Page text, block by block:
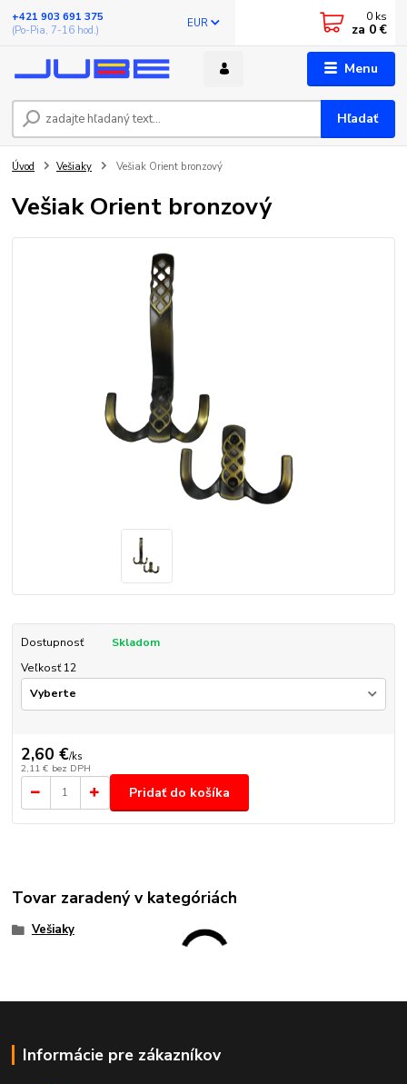
Menu
EUR
Hľadať
+421 903 691 375
(Po-Pia, 7-16 hod.)
0 ks
za 0 €
Úvod Vešiaky Vešiak Orient bronzový
Vešiak Orient bronzový
Dostupnosť
Skladom
Veľkosť 12
2,60 €/ks
2,11 € bez DPH
Pridať do košíka
Tovar zaradený v kategóriách
Vešiaky
Informácie pre zákazníkov